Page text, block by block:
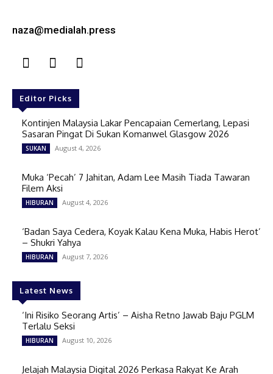
naza@medialah.press
Editor Picks
Kontinjen Malaysia Lakar Pencapaian Cemerlang, Lepasi
Sasaran Pingat Di Sukan Komanwel Glasgow 2026
SUKAN August 4, 2026
Muka ‘Pecah’ 7 Jahitan, Adam Lee Masih Tiada Tawaran
Filem Aksi
HIBURAN August 4, 2026
‘Badan Saya Cedera, Koyak Kalau Kena Muka, Habis Herot’
– Shukri Yahya
HIBURAN August 7, 2026
Latest News
‘Ini Risiko Seorang Artis’ – Aisha Retno Jawab Baju PGLM
Terlalu Seksi
HIBURAN August 10, 2026
Jelajah Malaysia Digital 2026 Perkasa Rakyat Ke Arah